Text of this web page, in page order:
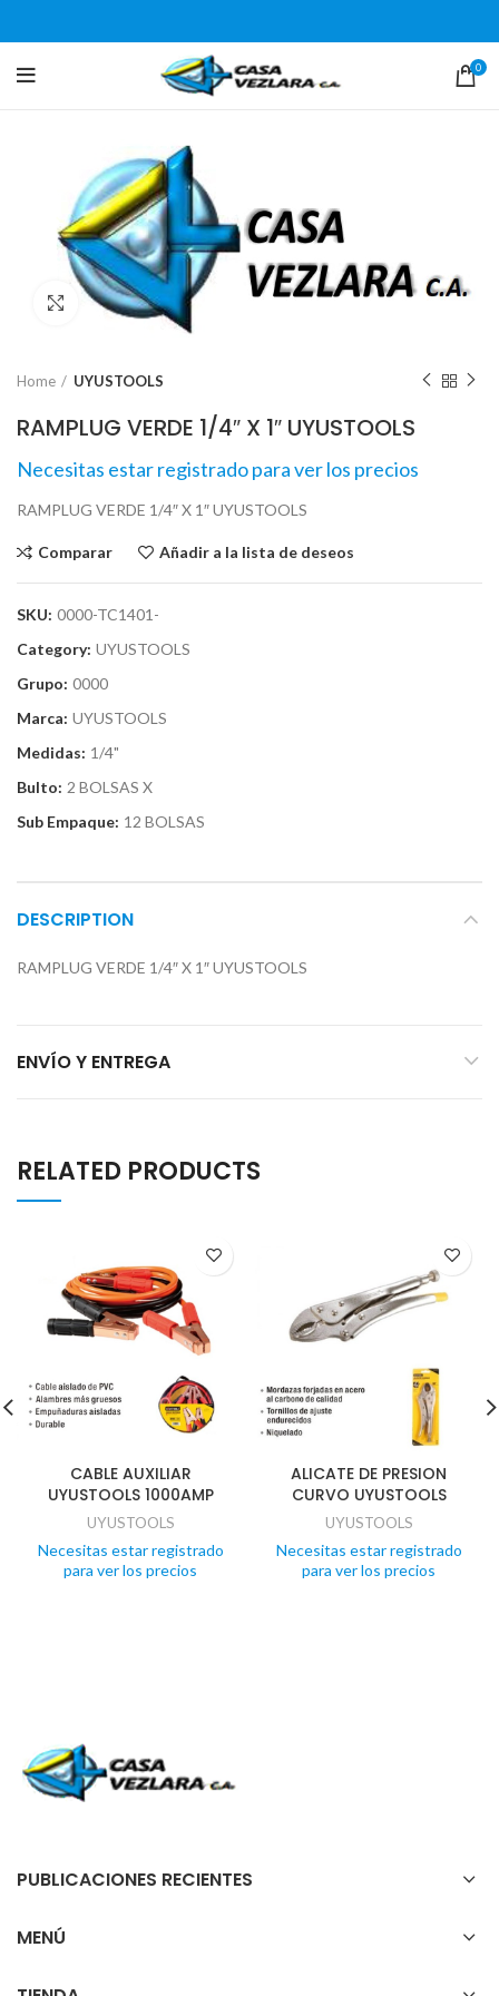
0
Click para agrandar
Home UYUSTOOLS
RAMPLUG VERDE 1/4″ X 1″ UYUSTOOLS
Necesitas estar registrado para ver los precios
RAMPLUG VERDE 1/4″ X 1″ UYUSTOOLS
Comparar Añadir a la lista de deseos
SKU: 0000-TC1401-
Category: UYUSTOOLS
Grupo: 0000
Marca: UYUSTOOLS
Medidas: 1/4"
Bulto: 2 BOLSAS X
Sub Empaque: 12 BOLSAS
DESCRIPTION
RAMPLUG VERDE 1/4″ X 1″ UYUSTOOLS
ENVÍO Y ENTREGA
RELATED PRODUCTS
CABLE AUXILIAR
UYUSTOOLS 1000AMP
UYUSTOOLS
Necesitas estar registrado
para ver los precios
ALICATE DE PRESION
CURVO UYUSTOOLS
UYUSTOOLS
Necesitas estar registrado
para ver los precios
PUBLICACIONES RECIENTES
MENÚ